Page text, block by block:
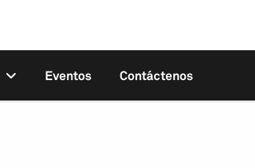
Eventos Contáctenos